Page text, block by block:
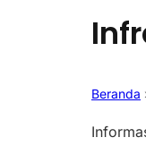
Beranda